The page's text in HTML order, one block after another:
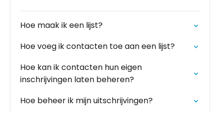
Hoe maak ik een lijst?
Hoe voeg ik contacten toe aan een lijst?
Hoe kan ik contacten hun eigen
inschrijvingen laten beheren?
Hoe beheer ik mijn uitschrijvingen?